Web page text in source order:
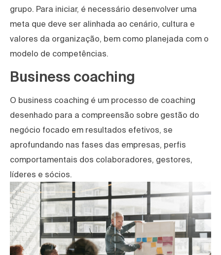
grupo. Para iniciar, é necessário desenvolver uma
meta que deve ser alinhada ao cenário, cultura e
valores da organização, bem como planejada com o
modelo de competências.
Business coaching
O business coaching é um processo de coaching
desenhado para a compreensão sobre gestão do
negócio focado em resultados efetivos, se
aprofundando nas fases das empresas, perfis
comportamentais dos colaboradores, gestores,
líderes e sócios.